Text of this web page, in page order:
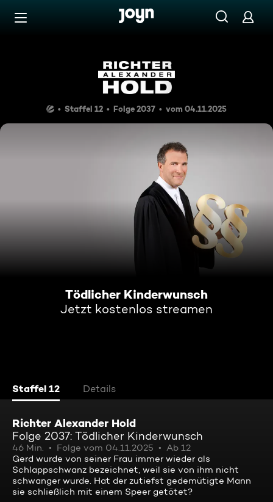
Zum Inhalt springen
Tödlicher Kinderwunsch
Staffel 12 Folge 2037 vom 04.11.2025
Tödlicher Kinderwunsch
Jetzt kostenlos streamen
Staffel 12 Details
Richter Alexander Hold
Folge 2037: Tödlicher Kinderwunsch
46 Min. Folge vom 04.11.2025
Ab 12
Gerd wurde von seiner Frau immer wieder als
Schlappschwanz bezeichnet, weil sie von ihm nicht
schwanger wurde. Hat der zutiefst gedemütigte Mann
sie schließlich mit einem Speer getötet?